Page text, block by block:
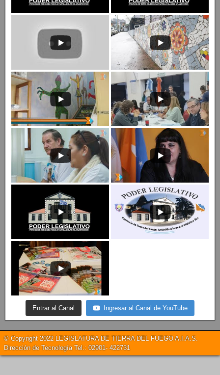
Entrar al Canal Ingresar al Canal de YouTube
© Copyright 2022 LEGISLATURA DE TIERRA DEL FUEGO A.I.A.S.
Dirección de Tecnología Tel.: 02901- 422731